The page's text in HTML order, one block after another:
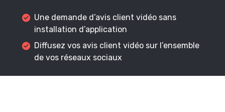
Une demande d’avis client vidéo sans
installation d’application
Diffusez vos avis client vidéo sur l’ensemble
de vos réseaux sociaux